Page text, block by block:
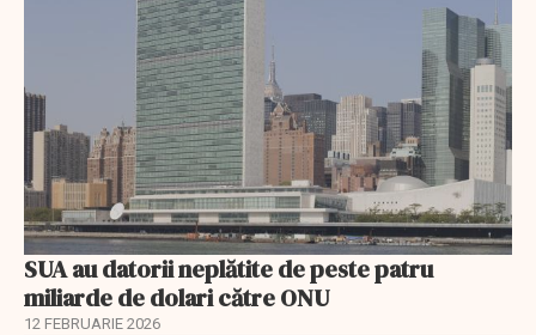
SUA au datorii neplătite de peste patru
miliarde de dolari către ONU
12 FEBRUARIE 2026